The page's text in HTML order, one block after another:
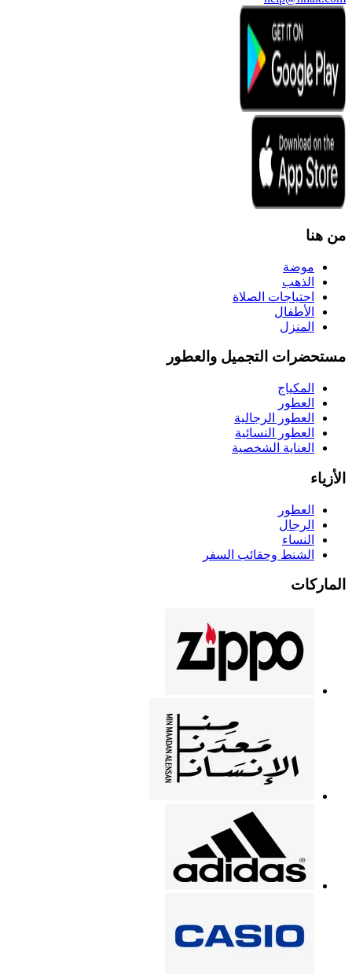
من هنا
موضة
الذهب
احتياجات الصلاة
الأطفال
المنزل
مستحضرات التجميل والعطور
المكياج
العطور
العطور الرجالية
العطور النسائية
العناية الشخصية
الأزياء
العطور
الرجال
النساء
الشنط وحقائب السفر
الماركات